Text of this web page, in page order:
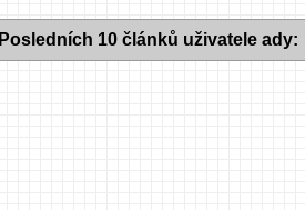
Posledních 10 článků uživatele ady: